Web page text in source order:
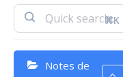
⌘K
Notes de